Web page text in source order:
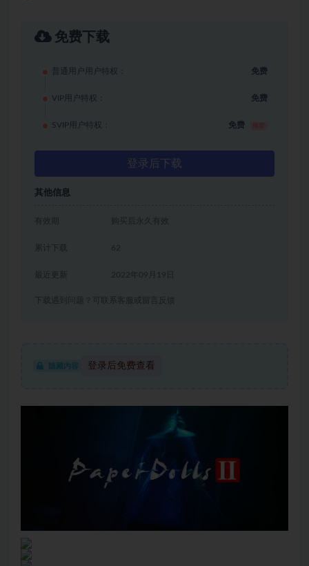
免费下载
普通用户用户特权： 免费
VIP用户特权： 免费
SVIP用户特权： 免费
登录后下载
其他信息
有效期 购买后永久有效
累计下载 62
2022年09月19日
下载遇到问题？可联系客服或留言反馈
隐藏内容 登录后免费查看